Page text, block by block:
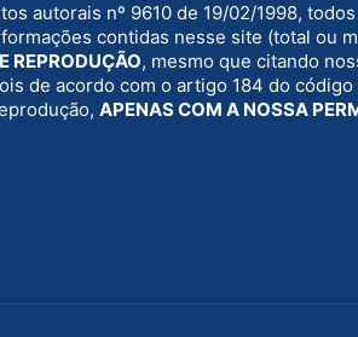
autorais nº 9610 de 19/02/1998,
contidas nesse site (total ou
REPRODUÇÃO, mesmo que citando
de acordo com o artigo 184 do código
APENAS COM A NOSSA